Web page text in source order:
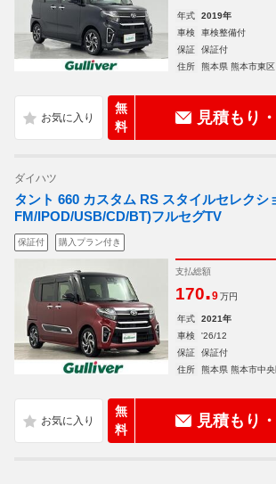
年式 2019年
車検
車検整備付
保証
保証付
住所
熊本県 熊本市東区
無
料
見積もり
ダイハツ
タント 660 カスタム RS スタイルセレクシ
FM/IPOD/USB/CD/BT)フルセグTV
保証付 購入プラン付き
支払総額
170.9 万円
年式 2021年
車検
'26/12
保証
保証付
住所
熊本県 熊本市中
無
料
見積もり